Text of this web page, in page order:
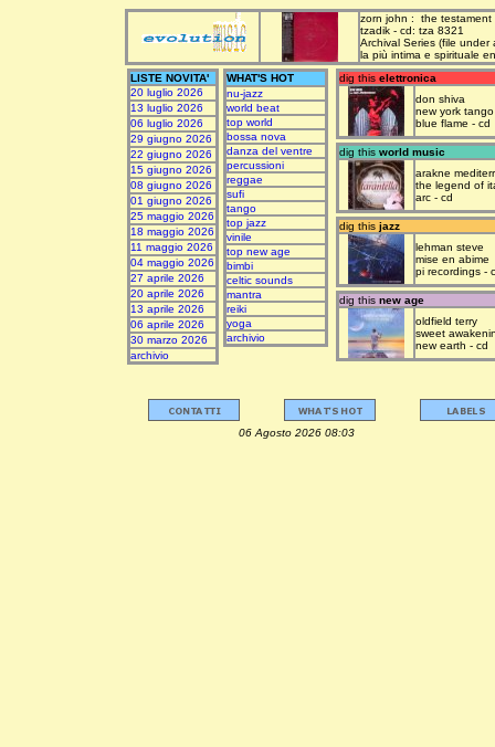
zorn john : the testament
tzadik - cd: tza 8321
Archival Series (file under
la più intima e spirituale
LISTE NOVITA'
20 luglio 2026
13 luglio 2026
06 luglio 2026
29 giugno 2026
22 giugno 2026
15 giugno 2026
08 giugno 2026
01 giugno 2026
25 maggio 2026
18 maggio 2026
11 maggio 2026
04 maggio 2026
27 aprile 2026
20 aprile 2026
13 aprile 2026
06 aprile 2026
30 marzo 2026
archivio
WHAT'S HOT
nu-jazz
world beat
top world
bossa nova
danza del ventre
percussioni
reggae
sufi
tango
top jazz
vinile
top new age
bimbi
celtic sounds
mantra
reiki
yoga
archivio
dig this elettronica
don shiva
new york tango
blue flame - cd
dig this world music
arakne
the legend of
arc - cd
dig this jazz
lehman steve
mise en abime
pi recordings -
dig this new age
oldfield terry
sweet
new earth - cd
06 Agosto 2026 08:03